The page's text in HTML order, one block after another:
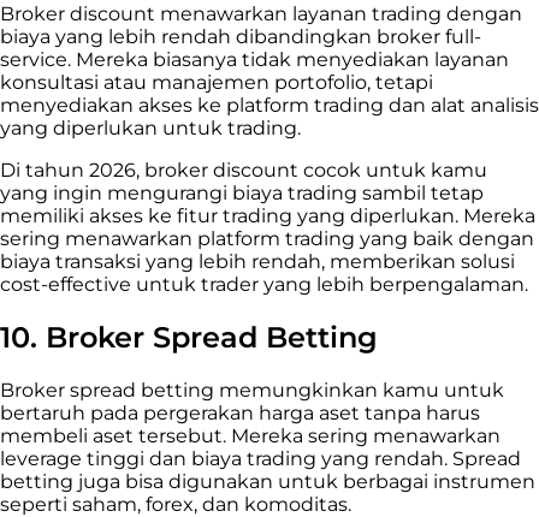
Broker discount menawarkan layanan trading dengan
biaya yang lebih rendah dibandingkan broker full-
service. Mereka biasanya tidak menyediakan layanan
konsultasi atau manajemen portofolio, tetapi
menyediakan akses ke platform trading dan alat analisis
yang diperlukan untuk trading.
Di tahun 2026, broker discount cocok untuk kamu
yang ingin mengurangi biaya trading sambil tetap
memiliki akses ke fitur trading yang diperlukan. Mereka
sering menawarkan platform trading yang baik dengan
biaya transaksi yang lebih rendah, memberikan solusi
cost-effective untuk trader yang lebih berpengalaman.
10. Broker Spread Betting
Broker spread betting memungkinkan kamu untuk
bertaruh pada pergerakan harga aset tanpa harus
membeli aset tersebut. Mereka sering menawarkan
leverage tinggi dan biaya trading yang rendah. Spread
betting juga bisa digunakan untuk berbagai instrumen
seperti saham, forex, dan komoditas.